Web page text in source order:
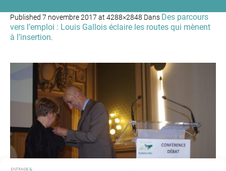
Published 7 novembre 2017 at 4288×2848 Dans Des parcours
vers l’emploi : Louis Gallois éclaire les routes qui mènent
à l’insertion